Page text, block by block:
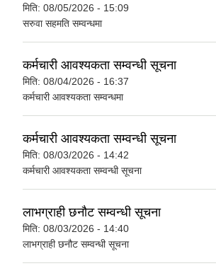
मिति: 08/05/2026 - 15:09
सरुवा सहमति सम्वन्धमा
कर्मचारी आवश्यकता सम्वन्धी सूचना
मिति: 08/04/2026 - 16:37
कर्मचारी आवश्यकता सम्वन्धमा
कर्मचारी आवश्यकता सम्वन्धी सूचना
मिति: 08/03/2026 - 14:42
कर्मचारी आवश्यकता सम्वन्धी सूचना
लाभग्राही छनौट सम्वन्धी सूचना
मिति: 08/03/2026 - 14:40
लाभग्राही छनौट सम्वन्धी सूचना